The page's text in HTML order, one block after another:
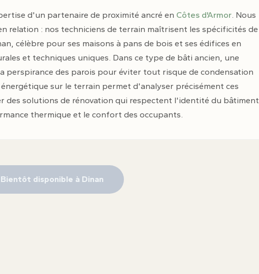
d'un partenaire de proximité ancré en Côtes d'Armor. Nous
relation : nos techniciens de terrain maîtrisent les spécificités de
célèbre pour ses maisons à pans de bois et ses édifices en
et techniques uniques. Dans ce type de bâti ancien, une
des parois pour éviter tout risque de condensation
sur le terrain permet d'analyser précisément ces
des solutions de rénovation qui respectent l'identité du bâtiment
thermique et le confort des occupants.
Bientôt disponible à Dinan